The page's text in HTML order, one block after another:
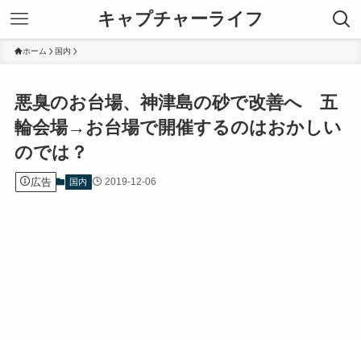
キャプチャーライフ
ホーム 国内
悪臭のお台場、神津島の砂で改善へ 五
輪会場→お台場で開催するのはおかしい
のでは？
広告 国内 2019-12-06